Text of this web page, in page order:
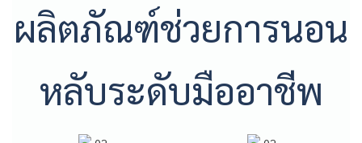
ผลิตภัณฑ์ช่วยการนอน
หลับระดับมืออาชีพ